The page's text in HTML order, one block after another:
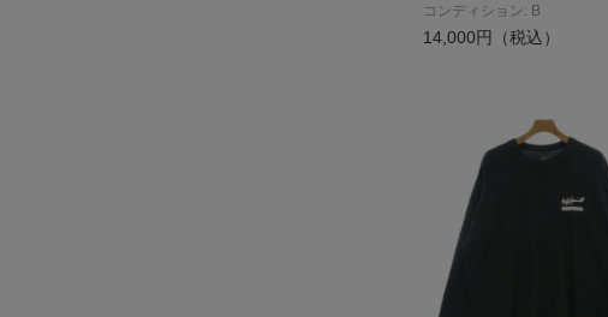
コンディション: B
14,000円（税込）